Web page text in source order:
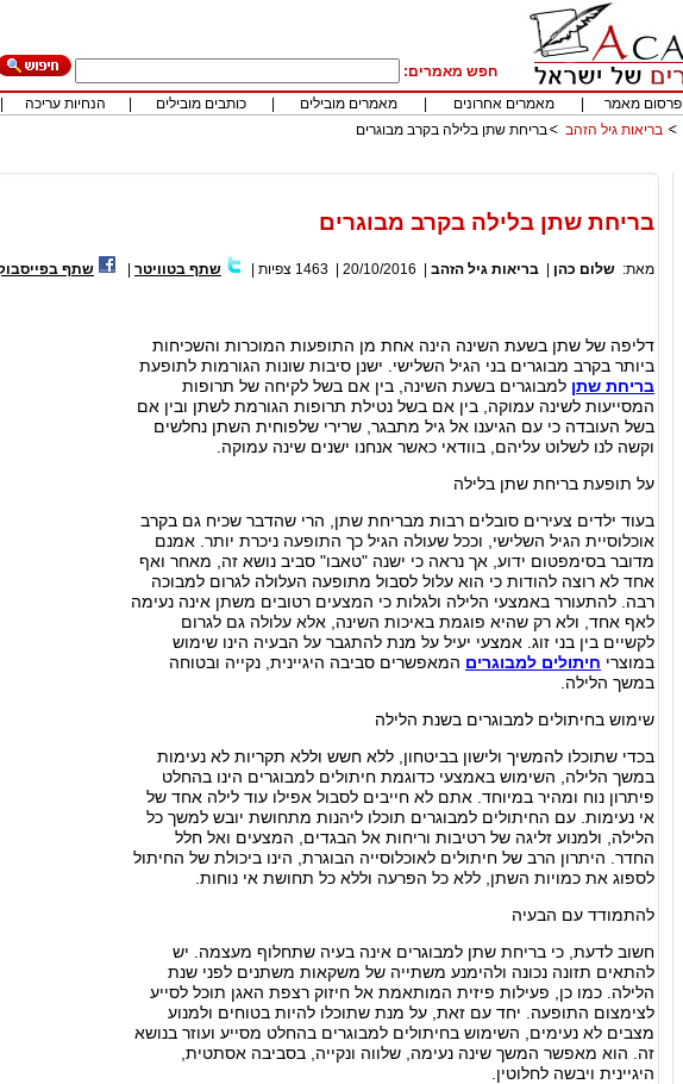
חפש מאמרים:
פרסום מאמר מאמרים אחרונים מאמרים מובילים כותבים מובילים הנחיות עריכה
בריאות גיל הזהב בריחת שתן בלילה בקרב מבוגרים
בריחת שתן בלילה בקרב מבוגרים
מאת: שלום כהן בריאות גיל הזהב 20/10/2016
1463 צפיות שתף בטוויטר שתף
דליפה של שתן בשעת השינה הינה אחת מן התופעות המוכרות והשכיחות
ביותר בקרב מבוגרים בני הגיל השלישי. ישנן סיבות שונות הגורמות לתופעת
בריחת שתן למבוגרים בשעת השינה, בין אם בשל לקיחה של תרופות
המסייעות לשינה עמוקה, בין אם בשל נטילת תרופות הגורמת לשתן ובין אם
בשל העובדה כי עם הגיענו אל גיל מתבגר, שרירי שלפוחית השתן נחלשים
וקשה לנו לשלוט עליהם, בוודאי כאשר אנחנו ישנים שינה עמוקה.
על תופעת בריחת שתן בלילה
בעוד ילדים צעירים סובלים רבות מבריחת שתן, הרי שהדבר שכיח גם בקרב
אוכלוסיית הגיל השלישי, וככל שעולה הגיל כך התופעה ניכרת יותר. אמנם
מדובר בסימפטום ידוע, אך נראה כי ישנה "טאבו" סביב נושא זה, מאחר ואף
אחד לא רוצה להודות כי הוא עלול לסבול מתופעה העלולה לגרום למבוכה
רבה. להתעורר באמצעי הלילה ולגלות כי המצעים רטובים משתן אינה נעימה
לאף אחד, ולא רק שהיא פוגמת באיכות השינה, אלא עלולה גם לגרום
לקשיים בין בני זוג. אמצעי יעיל על מנת להתגבר על הבעיה הינו שימוש
במוצרי חיתולים למבוגרים המאפשרים סביבה היגיינית, נקייה ובטוחה
במשך הלילה.
שימוש בחיתולים למבוגרים בשנת הלילה
בכדי שתוכלו להמשיך ולישון בביטחון, ללא חשש וללא תקריות לא נעימות
במשך הלילה, השימוש באמצעי כדוגמת חיתולים למבוגרים הינו בהחלט
פיתרון נוח ומהיר במיוחד. אתם לא חייבים לסבול אפילו עוד לילה אחד של
אי נעימות. עם החיתולים למבוגרים תוכלו ליהנות מתחושת יובש למשך כל
הלילה, ולמנוע זליגה של רטיבות וריחות אל הבגדים, המצעים ואל חלל
החדר. היתרון הרב של חיתולים לאוכלוסייה הבוגרת, הינו ביכולת של החיתול
לספוג את כמויות השתן, ללא כל הפרעה וללא כל תחושת אי נוחות.
להתמודד עם הבעיה
חשוב לדעת, כי בריחת שתן למבוגרים אינה בעיה שתחלוף מעצמה. יש
להתאים תזונה נכונה ולהימנע משתייה של משקאות משתנים לפני שנת
הלילה. כמו כן, פעילות פיזית המותאמת אל חיזוק רצפת האגן תוכל לסייע
לצימצום התופעה. יחד עם זאת, על מנת שתוכלו להיות בטוחים ולמנוע
מצבים לא נעימים, השימוש בחיתולים למבוגרים בהחלט מסייע ועוזר בנושא
זה. הוא מאפשר המשך שינה נעימה, שלווה ונקייה, בסביבה אסתטית,
היגיינית ויבשה לחלוטין.